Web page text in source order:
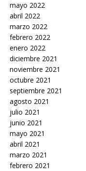
mayo 2022
abril 2022
marzo 2022
febrero 2022
enero 2022
diciembre 2021
noviembre 2021
octubre 2021
septiembre 2021
agosto 2021
julio 2021
junio 2021
mayo 2021
abril 2021
marzo 2021
febrero 2021